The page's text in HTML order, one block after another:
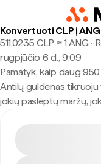
Konvertuoti CLP į ANG
511,0235 CLP ≈ 1 ANG ·
rugpjūčio 6 d., 9:09
Pamatyk, kaip daug
Antilų guldenas
jokių paslėptų maržų,